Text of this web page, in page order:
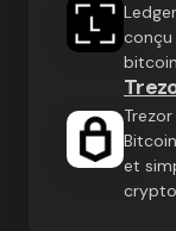
conçu
et